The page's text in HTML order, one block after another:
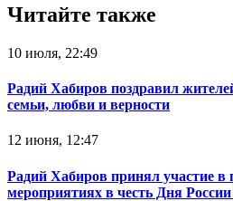
Читайте также
10 июля, 22:49
Радий Хабиров поздравил
семьи, любви и верности
12 июня, 12:47
Радий Хабиров принял участие в
мероприятиях в честь Дня